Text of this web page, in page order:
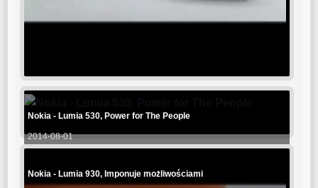
Nokia - Lumia 530, Power for The People
2014-08-01
Nokia - Lumia 930, Imponuje możliwościami